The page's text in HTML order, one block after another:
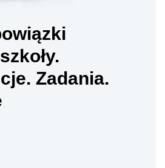
Zadania.